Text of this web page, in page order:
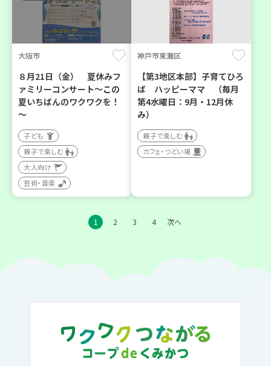
大阪市
８月21日（金） 夏休みフ
ァミリーコンサート～この
夏いちばんのワクワクを！
～
子ども
親子で楽しむ
大人向け
芸術・音楽
神戸市東灘区
【第3地区本部】子育てひろ
ば ハッピーママ （毎月
第4水曜日：9月・12月休
み）
親子で楽しむ
カフェ・つどい場
1 2 3 4 次へ